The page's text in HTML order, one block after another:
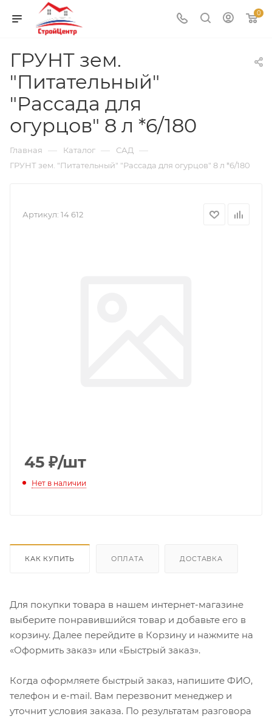
0
ГРУНТ зем.
"Питательный"
"Рассада для
огурцов" 8 л *6/180
Главная — Каталог — САД —
ГРУНТ зем. "Питательный" "Рассада для огурцов" 8 л *6/180
Артикул: 14 612
45 ₽/шт
Нет в наличии
КАК КУПИТЬ ОПЛАТА ДОСТАВКА
Для покупки товара в нашем интернет-магазине
выберите понравившийся товар и добавьте его в
корзину. Далее перейдите в Корзину и нажмите на
«Оформить заказ» или «Быстрый заказ».
Когда оформляете быстрый заказ, напишите ФИО,
телефон и e-mail. Вам перезвонит менеджер и
уточнит условия заказа. По результатам разговора